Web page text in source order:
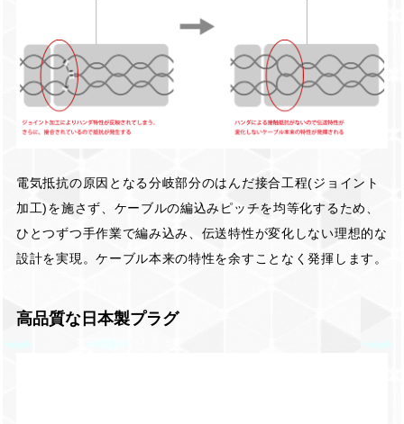
電気抵抗の原因となる分岐部分のはんだ接合工程(ジョイント
加工)を施さず、ケーブルの編込みピッチを均等化するため、
ひとつずつ手作業で編み込み、伝送特性が変化しない理想的な
設計を実現。ケーブル本来の特性を余すことなく発揮します。
高品質な日本製プラグ